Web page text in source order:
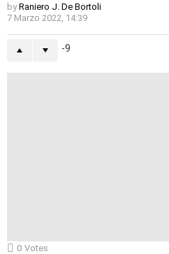
by Raniero J. De Bortoli
7 Marzo 2022, 14:39
-9
0 Votes